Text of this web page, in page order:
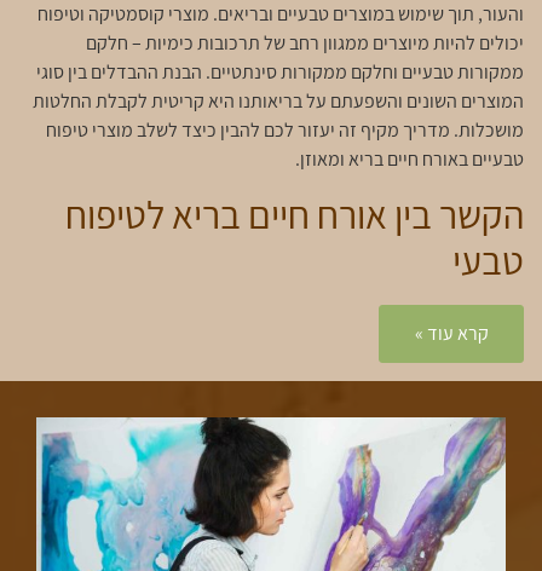
והעור, תוך שימוש במוצרים טבעיים ובריאים. מוצרי קוסמטיקה וטיפוח
יכולים להיות מיוצרים ממגוון רחב של תרכובות כימיות – חלקם
ממקורות טבעיים וחלקם ממקורות סינתטיים. הבנת ההבדלים בין סוגי
המוצרים השונים והשפעתם על בריאותנו היא קריטית לקבלת החלטות
מושכלות. מדריך מקיף זה יעזור לכם להבין כיצד לשלב מוצרי טיפוח
טבעיים באורח חיים בריא ומאוזן.
הקשר בין אורח חיים בריא לטיפוח
טבעי
כולל גם את המודעות למוצרים שאנו משתמשים בהם על גופנו. העור
הוא האיבר הגדול ביותר בגוף, והוא סופג חלק ניכר ממה שאנו מורחים
מאורח חיים בריא.
מחקרים מראים שכימיקלים מזיקים במוצרי קוסמטיקה יכולים לחדור
לגוף דרך העור ולהשפיע על מערכות שונות בגוף. לכן, המעבר למוצרים
טבעיים ואורגניים אינו רק עניין של יופי חיצוני – זוהי החלטה בריאותית
קרא עוד »